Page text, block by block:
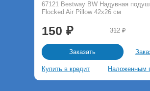
67121 Bestway BW Надувная
Flocked Air Pillow 42х26 см
150 312
Заказать
Купить в кредит Наложенным